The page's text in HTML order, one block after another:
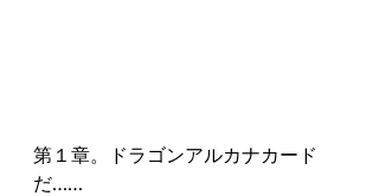
第１章。ドラゴンアルカナカード
だ……